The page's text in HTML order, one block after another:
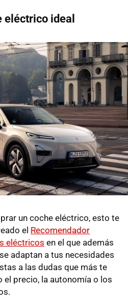
eléctrico ideal
un coche eléctrico, esto te
el Recomendador
eléctricos en el que además
adaptan a tus necesidades
a las dudas que más te
el precio, la autonomía o los